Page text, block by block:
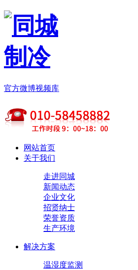
官方微博视频库
网站首页
关于我们
走进同城
新闻动态
企业文化
招贤纳士
荣誉资质
生产环境
解决方案
温湿度监测